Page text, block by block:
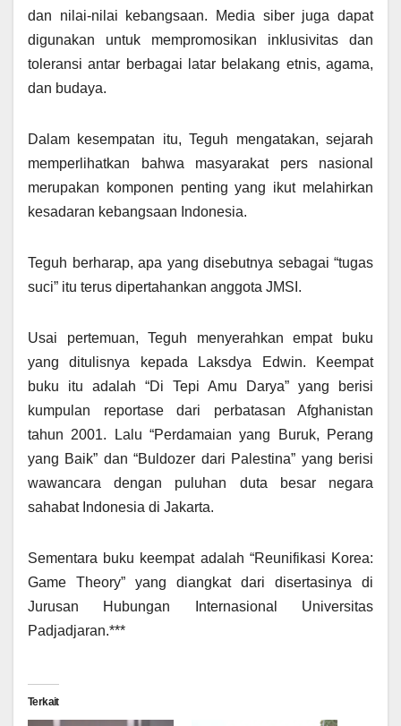
dan nilai-nilai kebangsaan. Media siber juga dapat
digunakan untuk mempromosikan inklusivitas dan
toleransi antar berbagai latar belakang etnis, agama,
dan budaya.
Dalam kesempatan itu, Teguh mengatakan, sejarah
memperlihatkan bahwa masyarakat pers nasional
merupakan komponen penting yang ikut melahirkan
kesadaran kebangsaan Indonesia.
Teguh berharap, apa yang disebutnya sebagai “tugas
suci” itu terus dipertahankan anggota JMSI.
Usai pertemuan, Teguh menyerahkan empat buku
yang ditulisnya kepada Laksdya Edwin. Keempat
buku itu adalah “Di Tepi Amu Darya” yang berisi
kumpulan reportase dari perbatasan Afghanistan
tahun 2001. Lalu “Perdamaian yang Buruk, Perang
yang Baik” dan “Buldozer dari Palestina” yang berisi
wawancara dengan puluhan duta besar negara
sahabat Indonesia di Jakarta.
Sementara buku keempat adalah “Reunifikasi Korea:
Game Theory” yang diangkat dari disertasinya di
Jurusan Hubungan Internasional Universitas
Padjadjaran.***
Terkait